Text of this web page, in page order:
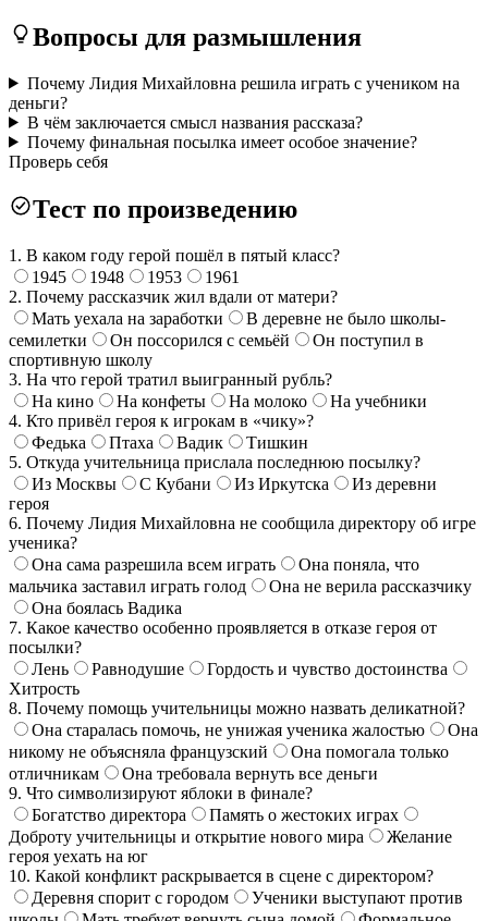
Вопросы для размышления
Почему Лидия Михайловна решила играть с учеником на
деньги?
В чём заключается смысл названия рассказа?
Почему финальная посылка имеет особое значение?
Проверь себя
Тест по произведению
1. В каком году герой пошёл в пятый класс?
1945
1948 1953
1961
2. Почему рассказчик жил вдали от матери?
Мать уехала на заработки
В деревне не было школы-
семилетки
Он поссорился с семьёй
Он поступил в
спортивную школу
3. На что герой тратил выигранный рубль?
На кино
На конфеты На молоко
На учебники
4. Кто привёл героя к игрокам в «чику»?
Федька
Птаха Вадик
Тишкин
5. Откуда учительница прислала последнюю посылку?
Из Москвы
С Кубани Из Иркутска
Из деревни
героя
6. Почему Лидия Михайловна не сообщила директору об игре
ученика?
Она сама разрешила всем играть
Она поняла, что
мальчика заставил играть голод
Она не верила рассказчику
Она боялась Вадика
7. Какое качество особенно проявляется в отказе героя от
посылки?
Лень
Равнодушие
Гордость и чувство достоинства
Хитрость
8. Почему помощь учительницы можно назвать деликатной?
Она старалась помочь, не унижая ученика жалостью
Она
никому не объясняла французский
Она помогала только
отличникам
Она требовала вернуть все деньги
9. Что символизируют яблоки в финале?
Богатство директора
Память о жестоких играх
Доброту учительницы и открытие нового мира
Желание
героя уехать на юг
10. Какой конфликт раскрывается в сцене с директором?
Деревня спорит с городом
Ученики выступают против